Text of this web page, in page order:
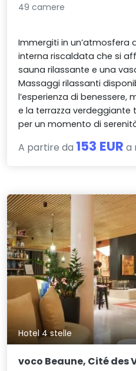
49 camere
Immergiti in un’atmosfera
interna riscaldata che si
sauna rilassante e una
Massaggi rilassanti
l’esperienza di benessere,
e la terrazza
per un momento di
A partire da 153 EUR a
Hotel 4 stelle
voco Beaune, Cité des